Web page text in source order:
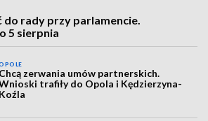
do rady przy parlamencie.
5 sierpnia
Chcą zerwania umów partnerskich.
trafiły do Opola i Kędzierzyna-
Koźla